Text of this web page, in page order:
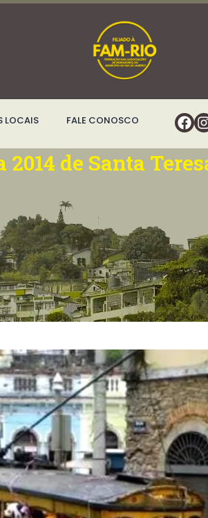
LOCAIS FALE CONOSCO
de Santa